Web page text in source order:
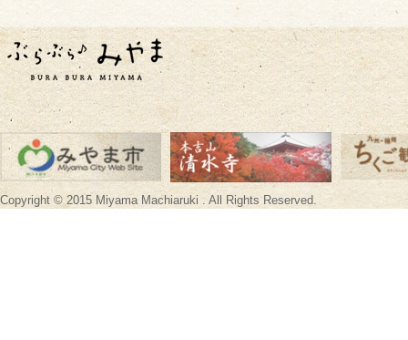
Copyright © 2015 Miyama Machiaruki . All Rights Reserved.